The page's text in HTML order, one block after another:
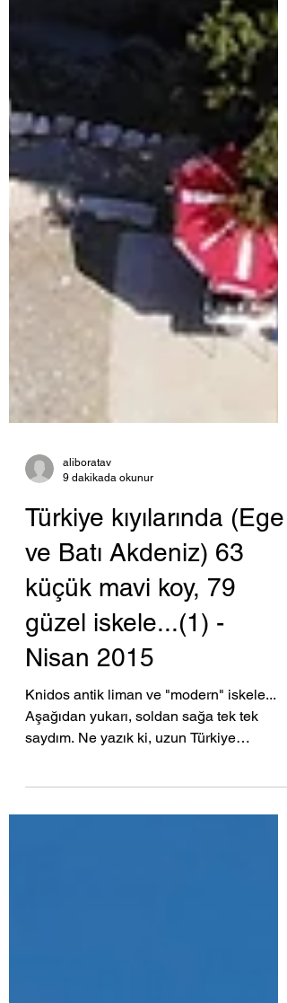
aliboratav
9 dakikada okunur
Türkiye kıyılarında (Ege
ve Batı Akdeniz) 63
küçük mavi koy, 79
güzel iskele...(1) -
Nisan 2015